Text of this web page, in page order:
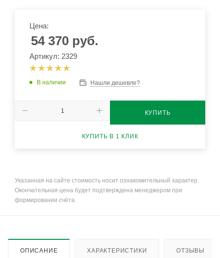
Цена:
54 370 руб.
Артикул: 2329
В наличии Нашли дешевле?
КУПИТЬ
КУПИТЬ В 1 КЛИК
Указанная на сайте стоимость носит ознакомительный характер.
Окончательная цена будет подтверждена менеджером при
формировании счёта.
ОПИСАНИЕ ХАРАКТЕРИСТИКИ ОТЗЫВЫ